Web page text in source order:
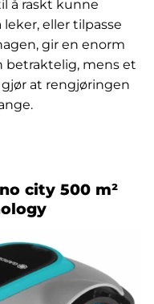
å raskt kunne
eller tilpasse
gir en enorm
betraktelig, mens et
at rengjøringen
city 500 m²